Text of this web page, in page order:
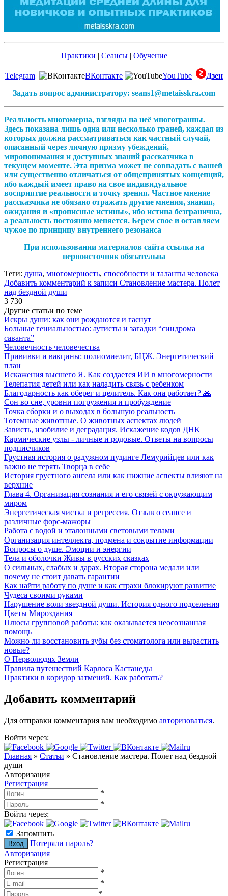
Практики | Сеансы| Обучение
Telegram ВКонтакте YouTube
Дзен
Задать вопрос администратору: seans1@metaisskra.com
Реальность многомерна, взгляды на неё многогранны.
Здесь показана лишь одна или несколько граней, каждая из
которых должна рассматриваться как частный случай,
описанный через личную призму убеждений,
миропонимания и доступных знаний рассказчика в
текущем моменте. Эта призма может не совпадать с вашей
или существенно отличаться от общепринятых концепций,
ибо каждый имеет право на свое индивидуальное
восприятие реальности и точку зрения. Частное мнение
рассказчика не обязано отражать другие мнения, знания,
ожидания и «прописные истины», ибо истина безгранична,
а реальность постоянно меняется. Берем свое и оставляем
чужое по принципу внутреннего резонанса
При использовании материалов сайта ссылка на
первоисточник обязательна
Теги: душа, многомерность, способности и таланты человека
Добавить комментарий к записи Становление мастера. Полет
над бездной души
3 730
Другие статьи по теме
Искры души: как они рождаются и гаснут
Больные гениальностью: аутисты и загадки “синдрома
саванта”
Человечность человечества
Прививки и вакцины: полиомиелит, БЦЖ. Энергетический
план
Искажения высшего Я. Как создается ИИ в многомерности
Телепатия детей или как наладить связь с ребенком
Благодарность как оберег и целитель. Как она работает? 🙏
Сон во сне, уровни погружения и пробуждение
Точка сборки и о выходах в большую реальность
Тотемные животные. О животных аспектах людей
Зависть, изобилие и деградация. Искажение кодов ДНК
Кармические узлы - личные и родовые. Ответы на вопросы
подписчиков
Грустная история о радужном пудинге Лемурийцев или как
важно не терять Творца в себе
История грустного ангела или как нижние аспекты влияют на
верхние
Глава 4. Организация сознания и его связей с окружающим
миром
Энергетическая чистка и регрессия. Отзыв о сеансе и
различные форс-мажоры
Работа с водой и эталонными световыми телами
Организация интеллекта, подмена и сокрытие информации
Вопросы о душе. Эмоции и энергии
Тела и оболочки Живы в русских сказках
О сильных, слабых и дарах. Вторая сторона медали или
почему не стоит давать гарантии
Как найти работу по душе и как страхи блокируют развитие
Чудеса своими руками
Нарушение воли звездной души. История одного подселения
Цветы Мироздания
Плюсы групповой работы: как оказывается неосознанная
помощь
Можно ли восстановить зубы без стоматолога или вырастить
новые?
О Перволюдях Земли
Правила путешествий Карлоса Кастанеды
Практики в коридор затмений. Как работать?
Добавить комментарий
Для отправки комментария вам необходимо авторизоваться.
Войти через:
Главная » Статьи » Становление мастера. Полет над бездной
души
Авторизация
Регистрация
*
*
Войти через:
Запомнить
Потеряли пароль?
Авторизация
Регистрация
*
*
*